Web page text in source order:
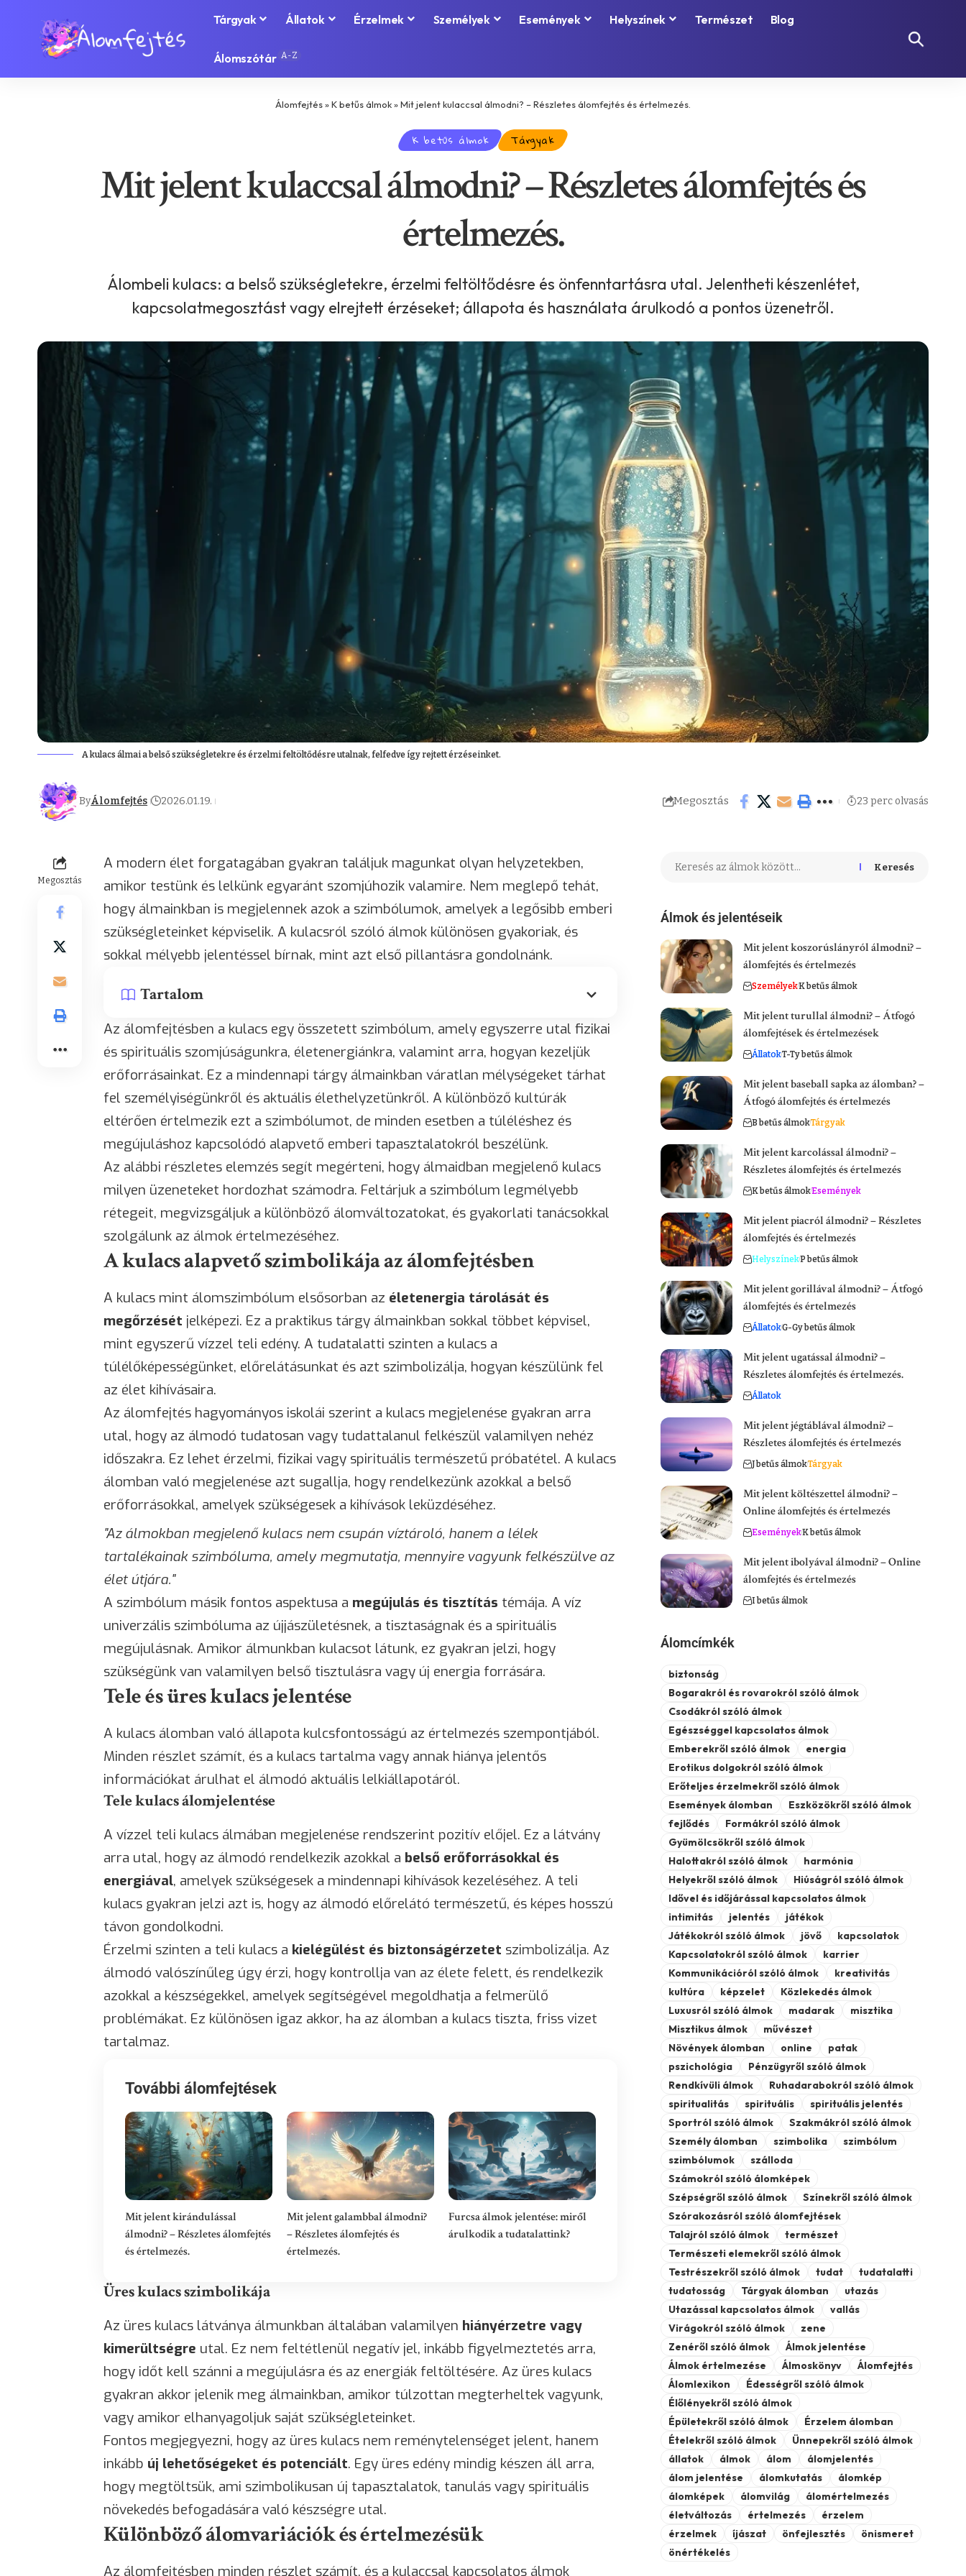
Tárgyak Állatok Érzelmek Személyek Események Helyszínek Természet Blog
Álomszótár A-Z
Álomfejtés»K betűs álmok»Mit jelent kulaccsal álmodni? – Részletes álomfejtés és értelmezés.
K betűs álmok Tárgyak
Mit jelent kulaccsal álmodni? – Részletes álomfejtés és
értelmezés.
Álombeli kulacs: a belső szükségletekre, érzelmi feltöltődésre és önfenntartásra utal. Jelentheti készenlétet,
kapcsolatmegosztást vagy elrejtett érzéseket; állapota és használata árulkodó a pontos üzenetről.
A kulacs álmai a belső szükségletekre és érzelmi feltöltődésre utalnak, felfedve így rejtett érzéseinket.
ByÁlomfejtés 2026.01.19. Megosztás 23 perc olvasás
Megosztás
A modern élet forgatagában gyakran találjuk magunkat olyan helyzetekben,
amikor testünk és lelkünk egyaránt szomjúhozik valamire. Nem meglepő tehát,
hogy álmainkban is megjelennek azok a szimbólumok, amelyek a legősibb emberi
szükségleteinket képviselik. A kulacsról szóló álmok különösen gyakoriak, és
sokkal mélyebb jelentéssel bírnak, mint azt első pillantásra gondolnánk.
Tartalom
Az álomfejtésben a kulacs egy összetett szimbólum, amely egyszerre utal fizikai
és spirituális szomjúságunkra, életenergiánkra, valamint arra, hogyan kezeljük
erőforrásainkat. Ez a mindennapi tárgy álmainkban váratlan mélységeket tárhat
fel személyiségünkről és aktuális élethelyzetünkről. A különböző kultúrák
eltérően értelmezik ezt a szimbólumot, de minden esetben a túléléshez és
megújuláshoz kapcsolódó alapvető emberi tapasztalatokról beszélünk.
Az alábbi részletes elemzés segít megérteni, hogy álmaidban megjelenő kulacs
milyen üzeneteket hordozhat számodra. Feltárjuk a szimbólum legmélyebb
rétegeit, megvizsgáljuk a különböző álomváltozatokat, és gyakorlati tanácsokkal
szolgálunk az álmok értelmezéséhez.
A kulacs alapvető szimbolikája az álomfejtésben
A kulacs mint álomszimbólum elsősorban az életenergia tárolását és
megőrzését jelképezi. Ez a praktikus tárgy álmainkban sokkal többet képvisel,
mint egyszerű vízzel teli edény. A tudatalatti szinten a kulacs a
túlélőképességünket, előrelátásunkat és azt szimbolizálja, hogyan készülünk fel
az élet kihívásaira.
Az álomfejtés hagyományos iskolái szerint a kulacs megjelenése gyakran arra
utal, hogy az álmodó tudatosan vagy tudattalanul felkészül valamilyen nehéz
időszakra. Ez lehet érzelmi, fizikai vagy spirituális természetű próbatétel. A kulacs
álomban való megjelenése azt sugallja, hogy rendelkezünk azokkal a belső
erőforrásokkal, amelyek szükségesek a kihívások leküzdéséhez.
"Az álmokban megjelenő kulacs nem csupán víztároló, hanem a lélek
tartalékainak szimbóluma, amely megmutatja, mennyire vagyunk felkészülve az
élet útjára."
A szimbólum másik fontos aspektusa a megújulás és tisztítás témája. A víz
univerzális szimbóluma az újjászületésnek, a tisztaságnak és a spirituális
megújulásnak. Amikor álmunkban kulacsot látunk, ez gyakran jelzi, hogy
szükségünk van valamilyen belső tisztulásra vagy új energia forrására.
Tele és üres kulacs jelentése
A kulacs álomban való állapota kulcsfontosságú az értelmezés szempontjából.
Minden részlet számít, és a kulacs tartalma vagy annak hiánya jelentős
információkat árulhat el álmodó aktuális lelkiállapotáról.
Tele kulacs álomjelentése
A vízzel teli kulacs álmában megjelenése rendszerint pozitív előjel. Ez a látvány
arra utal, hogy az álmodó rendelkezik azokkal a belső erőforrásokkal és
energiával, amelyek szükségesek a mindennapi kihívások kezeléséhez. A teli
kulacs gyakran jelzi azt is, hogy az álmodó előrelátó természetű, és képes hosszú
távon gondolkodni.
Érzelmi szinten a teli kulacs a kielégülést és biztonságérzetet szimbolizálja. Az
álmodó valószínűleg úgy érzi, hogy kontrollja van az élete felett, és rendelkezik
azokkal a készségekkel, amelyek segítségével megoldhatja a felmerülő
problémákat. Ez különösen igaz akkor, ha az álomban a kulacs tiszta, friss vizet
tartalmaz.
További álomfejtések
Mit jelent kirándulással
álmodni? – Részletes álomfejtés
és értelmezés.
Mit jelent galambbal álmodni?
– Részletes álomfejtés és
értelmezés.
Furcsa álmok jelentése: miről
árulkodik a tudatalattink?
Üres kulacs szimbolikája
Az üres kulacs látványa álmunkban általában valamilyen hiányérzetre vagy
kimerültségre utal. Ez nem feltétlenül negatív jel, inkább figyelmeztetés arra,
hogy időt kell szánni a megújulásra és az energiák feltöltésére. Az üres kulacs
gyakran akkor jelenik meg álmainkban, amikor túlzottan megterheltek vagyunk,
vagy amikor elhanyagoljuk saját szükségleteinket.
Fontos megjegyezni, hogy az üres kulacs nem reménytelenséget jelent, hanem
inkább új lehetőségeket és potenciált. Egy üres edény mindig készen áll arra,
hogy megtöltsük, ami szimbolikusan új tapasztalatok, tanulás vagy spirituális
növekedés befogadására való készségre utal.
Különböző álomvariációk és értelmezésük
Az álomfejtésben minden részlet számít, és a kulaccsal kapcsolatos álmok
Keresés
Álmok és jelentéseik
Mit jelent koszorúslányról álmodni? –
álomfejtés és értelmezés
SzemélyekK betűs álmok
Mit jelent turullal álmodni? – Átfogó
álomfejtések és értelmezések
ÁllatokT-Ty betűs álmok
Mit jelent baseball sapka az álomban? –
Átfogó álomfejtés és értelmezés
B betűs álmokTárgyak
Mit jelent karcolással álmodni? –
Részletes álomfejtés és értelmezés
K betűs álmokEsemények
Mit jelent piacról álmodni? – Részletes
álomfejtés és értelmezés
HelyszínekP betűs álmok
Mit jelent gorillával álmodni? – Átfogó
álomfejtés és értelmezés
ÁllatokG-Gy betűs álmok
Mit jelent ugatással álmodni? –
Részletes álomfejtés és értelmezés.
Állatok
Mit jelent jégtáblával álmodni? –
Részletes álomfejtés és értelmezés
J betűs álmokTárgyak
Mit jelent költészettel álmodni? –
Online álomfejtés és értelmezés
EseményekK betűs álmok
Mit jelent ibolyával álmodni? – Online
álomfejtés és értelmezés
I betűs álmok
Álomcímkék
biztonság
Bogarakról és rovarokról szóló álmok
Csodákról szóló álmok
Egészséggel kapcsolatos álmok
Emberekről szóló álmok
energia
Erotikus dolgokról szóló álmok
Erőteljes érzelmekről szóló álmok
Események álomban
Eszközökről szóló álmok
fejlődés
Formákról szóló álmok
Gyümölcsökről szóló álmok
Halottakról szóló álmok
harmónia
Helyekről szóló álmok
Hiúságról szóló álmok
Idővel és időjárással kapcsolatos álmok
intimitás
jelentés
játékok
Játékokról szóló álmok
jövő
kapcsolatok
Kapcsolatokról szóló álmok
karrier
Kommunikációról szóló álmok
kreativitás
kultúra
képzelet
Közlekedés álmok
Luxusról szóló álmok
madarak
misztika
Misztikus álmok
művészet
Növények álomban
online
patak
pszichológia
Pénzügyről szóló álmok
Rendkívüli álmok
Ruhadarabokról szóló álmok
spiritualitás
spirituális
spirituális jelentés
Sportról szóló álmok
Szakmákról szóló álmok
Személy álomban
szimbolika
szimbólum
szimbólumok
szálloda
Számokról szóló álomképek
Szépségről szóló álmok
Színekről szóló álmok
Szórakozásról szóló álomfejtések
Talajról szóló álmok
természet
Természeti elemekről szóló álmok
Testrészekről szóló álmok
tudat
tudatalatti
tudatosság
Tárgyak álomban
utazás
Utazással kapcsolatos álmok
vallás
Virágokról szóló álmok
zene
Zenéről szóló álmok
Álmok jelentése
Álmok értelmezése
Álmoskönyv
Álomfejtés
Álomlexikon
Édességről szóló álmok
Élőlényekről szóló álmok
Épületekről szóló álmok
Érzelem álomban
Ételekről szóló álmok
Ünnepekről szóló álmok
állatok
álmok álom
álomjelentés
álom jelentése
álomkutatás
álomkép
álomképek
álomvilág
álomértelmezés
életváltozás
értelmezés
érzelem
érzelmek
íjászat önfejlesztés
önismeret
önértékelés